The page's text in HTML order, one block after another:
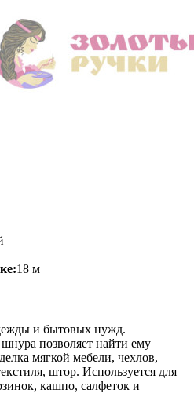
18 м
и бытовых нужд.
позволяет найти ему
мягкой мебели, чехлов,
штор. Используется для
кашпо, салфеток и